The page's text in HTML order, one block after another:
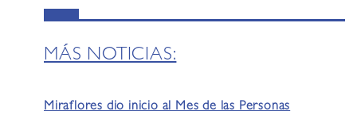
MÁS NOTICIAS:
Miraflores dio inicio al Mes de las Personas